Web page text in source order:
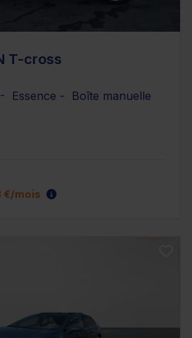
T-cross
Essence - Boîte manuelle
€/mois